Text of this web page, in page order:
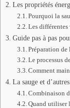
Les propriétés
Pourquoi la
Les différentes
Guide pas à pas
Préparation
Le processus
Comment
La sauge et
Combinaison
Quand utiliser